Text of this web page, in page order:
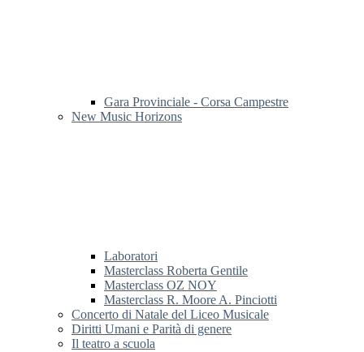
Gara Provinciale - Corsa Campestre
New Music Horizons
Laboratori
Masterclass Roberta Gentile
Masterclass OZ NOY
Masterclass R. Moore A. Pinciotti
Concerto di Natale del Liceo Musicale
Diritti Umani e Parità di genere
Il teatro a scuola